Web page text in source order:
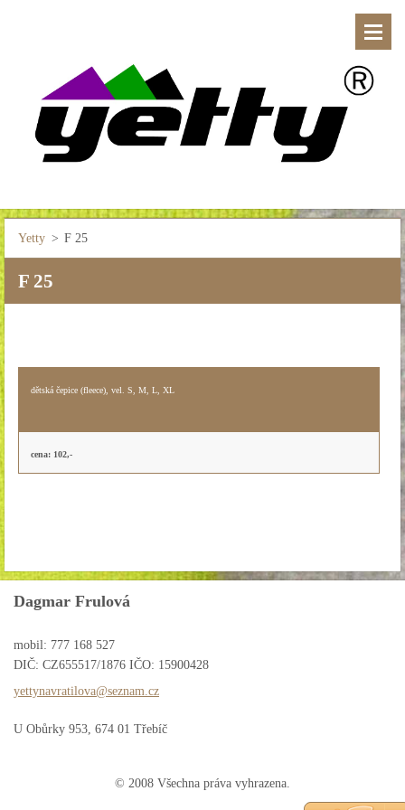
Yetty > F 25
F 25
dětská čepice (fleece), vel. S, M, L, XL
cena: 102,-
Dagmar Frulová
mobil: 777 168 527
DIČ: CZ655517/1876 IČO: 15900428
yettynavratilova@seznam. cz
U Obůrky 953, 674 01 Třebíč
© 2008 Všechna práva vyhrazena.